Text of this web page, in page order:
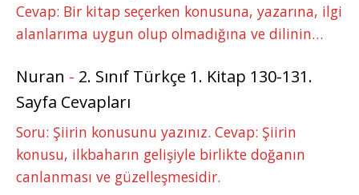
Cevap: Bir kitap seçerken konusuna, yazarına, ilgi
alanlarıma uygun olup olmadığına ve dilinin…
Nuran - 2. Sınıf Türkçe 1. Kitap 130-131.
Sayfa Cevapları
Soru: Şiirin konusunu yazınız. Cevap: Şiirin
konusu, ilkbaharın gelişiyle birlikte doğanın
canlanması ve güzelleşmesidir.